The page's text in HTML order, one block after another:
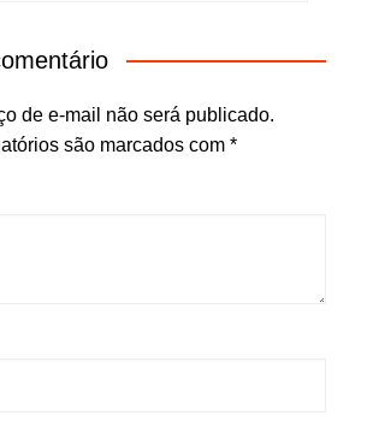
de e-mail não será publicado.
são marcados com *